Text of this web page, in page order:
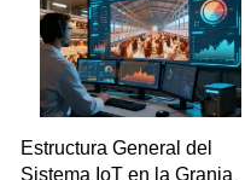
gabinete de control eléctrico,
equipo automático de bebida,
alimentación y limpieza de
estiércol, cosecha manual.
5. Nuestra recepción en línea
24 horas, el número de
What’sApp es
Estructura General del
Sistema IoT en la Granja